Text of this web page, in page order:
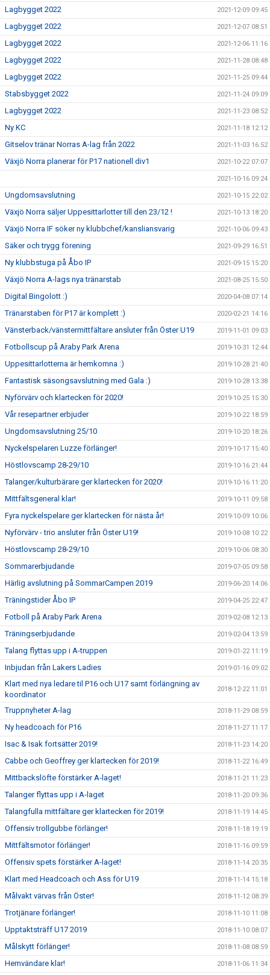
Lagbygget 2022 2021-12-09 09:45
Lagbygget 2022 2021-12-07 08:51
Lagbygget 2022 2021-12-06 11:16
Lagbygget 2022 2021-11-28 08:48
Lagbygget 2022 2021-11-25 09:44
Stabsbygget 2022 2021-11-24 09:09
Lagbygget 2022 2021-11-23 08:52
Ny KC 2021-11-18 12:12
Gitselov tränar Norras A-lag från 2022 2021-11-03 16:52
Växjö Norra planerar för P17 nationell div1 2021-10-22 07:07
2021-10-16 09:24
Ungdomsavslutning 2021-10-15 22:02
Växjö Norra säljer Uppesittarlotter till den 23/12 ! 2021-10-13 18:20
Växjö Norra IF söker ny klubbchef/kansliansvarig 2021-10-06 09:43
Säker och trygg förening 2021-09-29 16:51
Ny klubbstuga på Åbo IP 2021-09-15 15:20
Växjö Norra A-lags nya tränarstab 2021-08-25 15:50
Digital Bingolott :) 2020-04-08 07:14
Tränarstaben för P17 är komplett :) 2020-02-21 14:16
Vänsterback/vänstermittfältare ansluter från Öster U19 2019-11-01 09:03
Fotbollscup på Araby Park Arena 2019-10-31 12:44
Uppesittarlotterna är hemkomna :) 2019-10-28 21:40
Fantastisk säsongsavslutning med Gala :) 2019-10-28 13:38
Nyförvärv och klartecken för 2020! 2019-10-25 15:30
Vår resepartner erbjuder 2019-10-22 18:59
Ungdomsavslutning 25/10 2019-10-20 18:26
Nyckelspelaren Luzze förlänger! 2019-10-17 15:40
Höstlovscamp 28-29/10 2019-10-16 21:44
Talanger/kulturbärare ger klartecken för 2020! 2019-10-16 11:20
Mittfältsgeneral klar! 2019-10-11 09:58
Fyra nyckelspelare ger klartecken för nästa år! 2019-10-09 10:06
Nyförvärv - trio ansluter från Öster U19! 2019-10-08 10:22
Höstlovscamp 28-29/10 2019-10-06 08:30
Sommarerbjudande 2019-07-05 09:58
Härlig avslutning på SommarCampen 2019 2019-06-20 14:06
Träningstider Åbo IP 2019-04-25 22:47
Fotboll på Araby Park Arena 2019-02-08 12:13
Träningserbjudande 2019-02-04 13:59
Talang flyttas upp i A-truppen 2019-01-22 11:19
Inbjudan från Lakers Ladies 2019-01-16 09:02
Klart med nya ledare til P16 och U17 samt förlängning av
koordinator
2018-12-22 11:01
Truppnyheter A-lag 2018-11-29 08:59
Ny headcoach för P16 2018-11-27 11:17
Isac & Isak fortsätter 2019! 2018-11-23 14:20
Cabbe och Geoffrey ger klartecken för 2019! 2018-11-22 16:49
Mittbackslöfte förstärker A-laget! 2018-11-21 11:23
Talanger flyttas upp i A-laget 2018-11-20 09:36
Talangfulla mittfältare ger klartecken för 2019! 2018-11-19 14:45
Offensiv trollgubbe förlänger! 2018-11-18 19:19
Mittfältsmotor förlänger! 2018-11-16 09:59
Offensiv spets förstärker A-laget! 2018-11-14 20:35
Klart med Headcoach och Ass för U19 2018-11-14 15:18
Målvakt värvas från Öster! 2018-11-12 08:39
Trotjänare förlänger! 2018-11-10 11:08
Upptaktsträff U17 2019 2018-11-10 08:07
Målskytt förlänger! 2018-11-08 08:59
Hemvändare klar! 2018-11-06 11:34